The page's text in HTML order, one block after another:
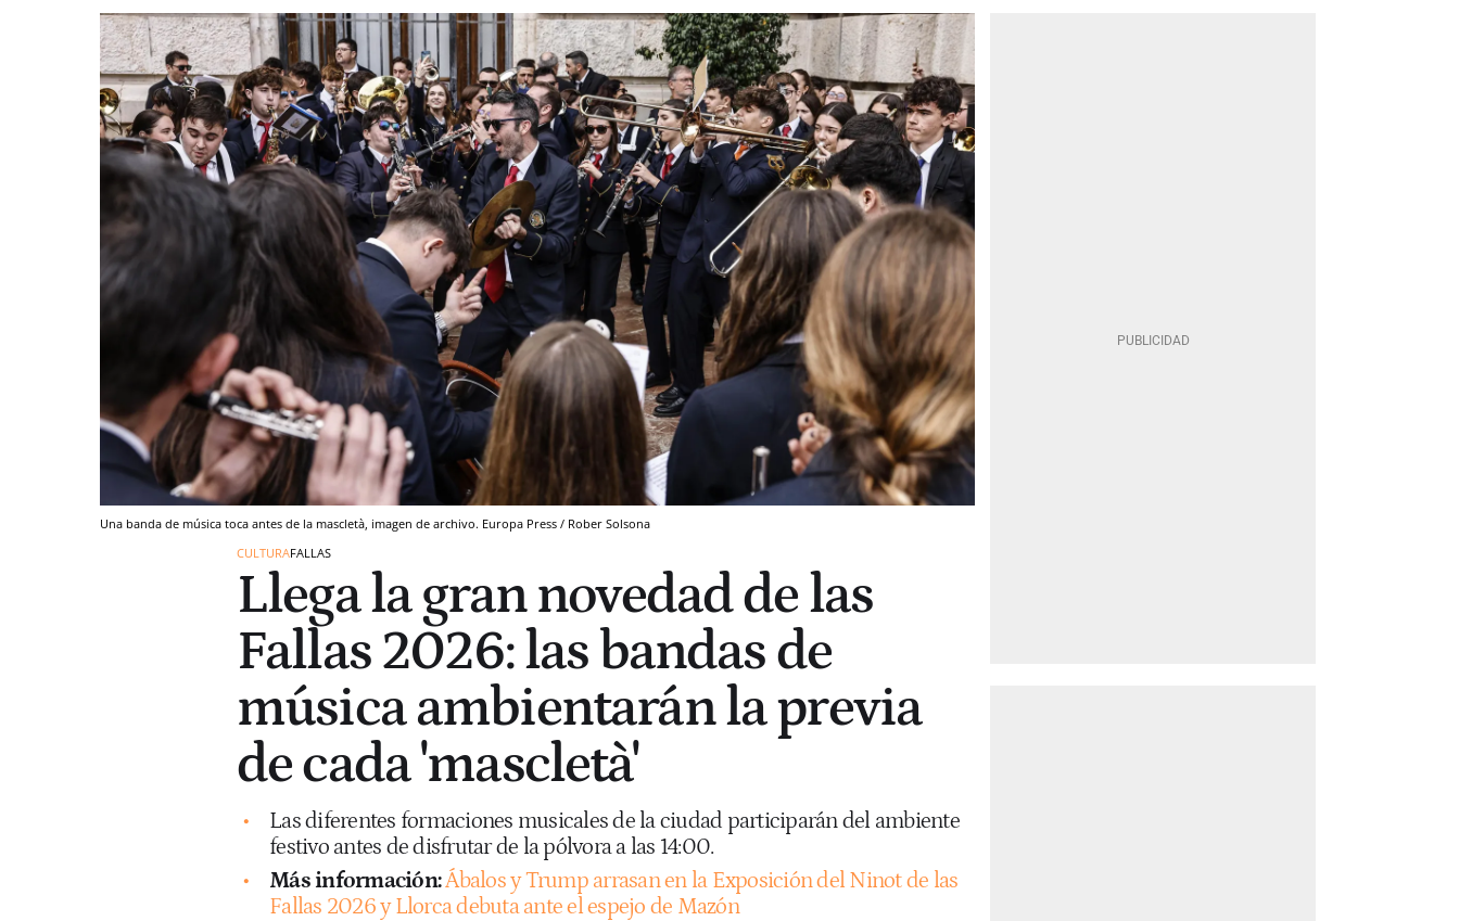
Una banda de música toca antes de la mascletà, imagen de archivo. Europa Press / Rober Solsona
CULTURAFALLAS
Llega la gran novedad de las
Fallas 2026: las bandas de
música ambientarán la previa
de cada 'mascletà'
Las diferentes formaciones musicales de la ciudad participarán del ambiente
festivo antes de disfrutar de la pólvora a las 14:00.
Más información:Ábalos y Trump arrasan en la Exposición del Ninot de las
Fallas 2026 y Llorca debuta ante el espejo de Mazón